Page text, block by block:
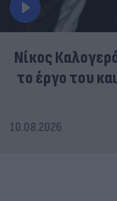
Νίκος
το έργο του
10.08.2026